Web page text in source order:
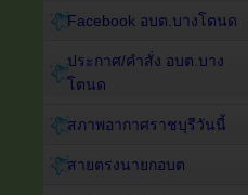
Facebook อบต.บางโตนด
ประกาศ/คำสั่ง อบต.บาง
โตนด
สภาพอากาศราชบุรีวันนี้
สายตรงนายกอบต